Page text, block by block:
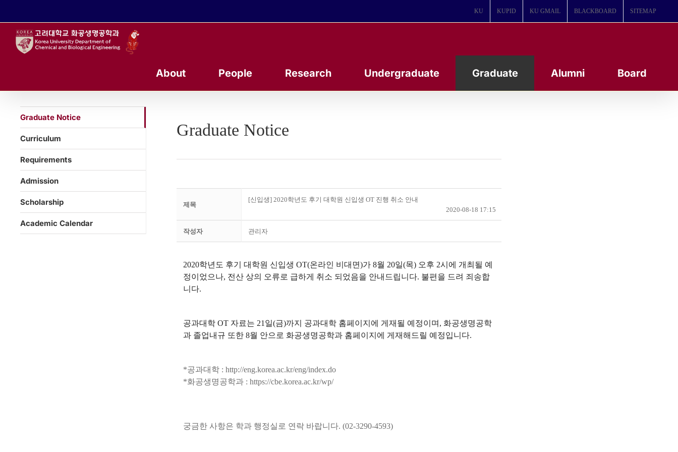
KU KUPID KU GMAIL BLACKBOARD SITEMAP
About People Research Undergraduate Graduate Alumni Board
Graduate Notice
제목
[신입생] 2020학년도 후기 대학원 신입생 OT 진행 취소 안내
2020-08-18 17:15
작성자 관리자
2020학년도 후기 대학원 신입생 OT(온라인 비대면)가 8월 20일(목) 오후 2시에 개최될 예
정이었으나, 전산 상의 오류로 급하게 취소 되었음을 안내드립니다. 불편을 드려 죄송합
니다.
공과대학 OT 자료는 21일(금)까지 공과대학 홈페이지에 게재될 예정이며, 화공생명공학
과 졸업내규 또한 8월 안으로 화공생명공학과 홈페이지에 게재해드릴 예정입니다.
*공과대학 : http://eng.korea.ac.kr/eng/index.do
*화공생명공학과 : https://cbe.korea.ac.kr/wp/
궁금한 사항은 학과 행정실로 연락 바랍니다. (02-3290-4593)
Graduate Notice
Curriculum
Requirements
Admission
Scholarship
Academic Calendar